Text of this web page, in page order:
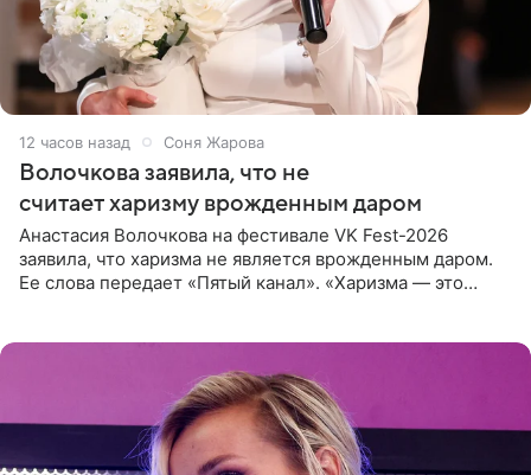
12 часов назад Соня Жарова
Волочкова заявила, что не
считает харизму врожденным даром
Анастасия Волочкова на фестивале VK Fest-2026
заявила, что харизма не является врожденным даром.
Ее слова передает «Пятый канал». «Харизма — это